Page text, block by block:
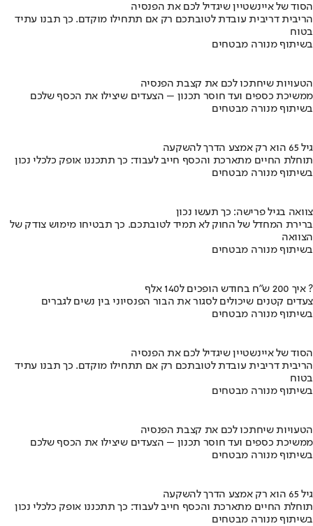
הסוד של איינשטיין שיגדיל לכם את הפנסיה
הריבית דריבית עובדת לטובתכם רק אם תתחילו מוקדם. כך תבנו עתיד
בטוח
בשיתוף מנורה מבטחים
הטעויות שיחתכו לכם את קצבת הפנסיה
ממשיכת כספים ועד חוסר תכנון – הצעדים שיצילו את הכסף שלכם
בשיתוף מנורה מבטחים
גיל 65 הוא רק אמצע הדרך להשקעה
תוחלת החיים מתארכת והכסף חייב לעבוד: כך תתכננו אופק כלכלי נכון
בשיתוף מנורה מבטחים
צוואה בגיל פרישה: כך תעשו נכון
ברירת המחדל של החוק לא תמיד לטובתכם. כך תבטיחו מימוש צודק של
הצוואה
בשיתוף מנורה מבטחים
איך 200 ש"ח בחודש הופכים ל140 אלף ?
צעדים קטנים שיכולים לסגור את הבור הפנסיוני בין נשים לגברים
בשיתוף מנורה מבטחים
הסוד של איינשטיין שיגדיל לכם את הפנסיה
הריבית דריבית עובדת לטובתכם רק אם תתחילו מוקדם. כך תבנו עתיד
בטוח
בשיתוף מנורה מבטחים
הטעויות שיחתכו לכם את קצבת הפנסיה
ממשיכת כספים ועד חוסר תכנון – הצעדים שיצילו את הכסף שלכם
בשיתוף מנורה מבטחים
גיל 65 הוא רק אמצע הדרך להשקעה
תוחלת החיים מתארכת והכסף חייב לעבוד: כך תתכננו אופק כלכלי נכון
בשיתוף מנורה מבטחים